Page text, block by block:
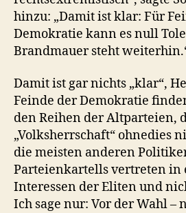
hinzu: „Damit ist klar: Für
Demokratie kann es null
Brandmauer steht
Damit ist gar nichts „klar“,
Feinde der Demokratie
den Reihen der Altparteien,
„Volksherrschaft“ ohnedies
die meisten anderen
Parteienkartells vertreten in
Interessen der Eliten und
Ich sage nur: Vor der Wahl –